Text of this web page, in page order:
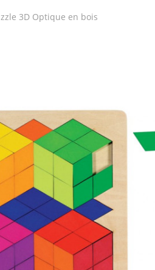
3D Optique en bois